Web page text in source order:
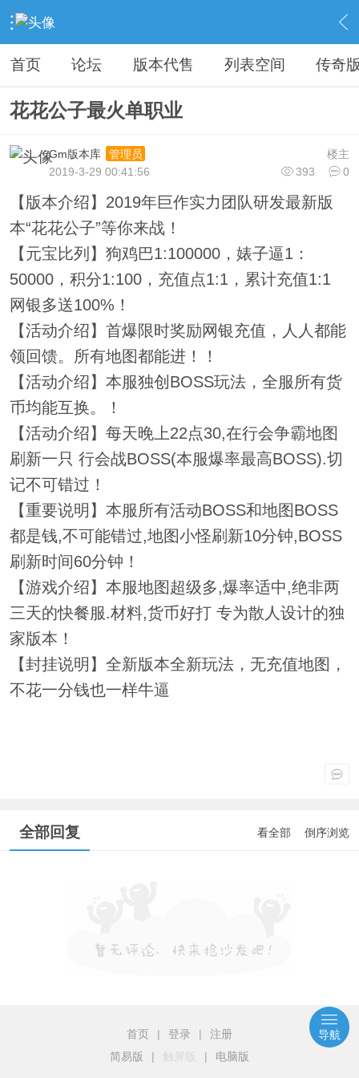
› 教程广告专区 › 广告专区 › 内容
首页 论坛 版本代售 列表空间 传奇
花花公子最火单职业
楼主
Gm版本库
管理员
393
0
2019-3-29 00:41:56
【版本介绍】2019年巨作实力团队研发最新版
本“花花公子”等你来战！
【元宝比列】狗鸡巴1:100000，婊子逼1：
50000，积分1:100，充值点1:1，累计充值1:1
网银多送100%！
【活动介绍】首爆限时奖励网银充值，人人都能
领回馈。所有地图都能进！！
【活动介绍】本服独创BOSS玩法，全服所有货
币均能互换。！
【活动介绍】每天晚上22点30,在行会争霸地图
刷新一只 行会战BOSS(本服爆率最高BOSS).切
记不可错过！
【重要说明】本服所有活动BOSS和地图BOSS
都是钱,不可能错过,地图小怪刷新10分钟,BOSS
刷新时间60分钟！
【游戏介绍】本服地图超级多,爆率适中,绝非两
三天的快餐服.材料,货币好打 专为散人设计的独
家版本！
【封挂说明】全新版本全新玩法，无充值地图，
不花一分钱也一样牛逼
全部回复 看全部 倒序浏览
首页 | 登录 |
注册
简易版
| 触屏版 | 电脑版
导航